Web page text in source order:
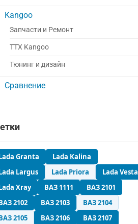
Kangoo
Запчасти и Ремонт
ТТХ Kangoo
Тюнинг и дизайн
Сравнение
Granta
Lada Kalina
Largus
Lada Priora
Lada Vesta
Xray
ВАЗ 1111
ВАЗ 2101
2102
ВАЗ 2103
ВАЗ 2104
2105
ВАЗ 2106
ВАЗ 2107